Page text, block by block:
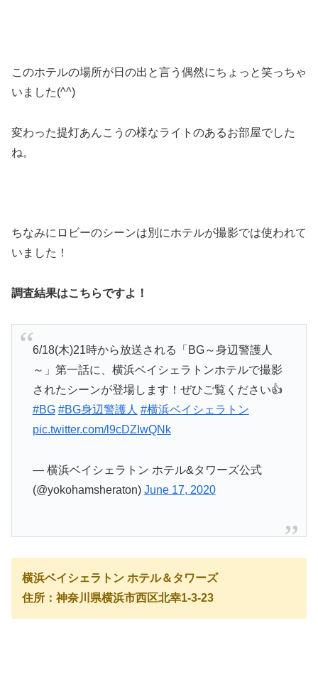
このホテルの場所が日の出と言う偶然にちょっと笑っちゃ
いました(^^)
変わった提灯あんこうの様なライトのあるお部屋でした
ね。
ちなみにロビーのシーンは別にホテルが撮影では使われて
いました！
調査結果はこちらですよ！
6/18(木)21時から放送される「BG～身辺警護人
～」第一話に、横浜ベイシェラトンホテルで撮影
されたシーンが登場します！ぜひご覧ください👍
#BG #BG身辺警護人 #横浜ベイシェラトン
pic.twitter.com/l9cDZIwQNk
— 横浜ベイシェラトン ホテル&タワーズ公式
(@yokohamsheraton) June 17, 2020
横浜ベイシェラトン ホテル＆タワーズ
住所：神奈川県横浜市西区北幸1-3-23